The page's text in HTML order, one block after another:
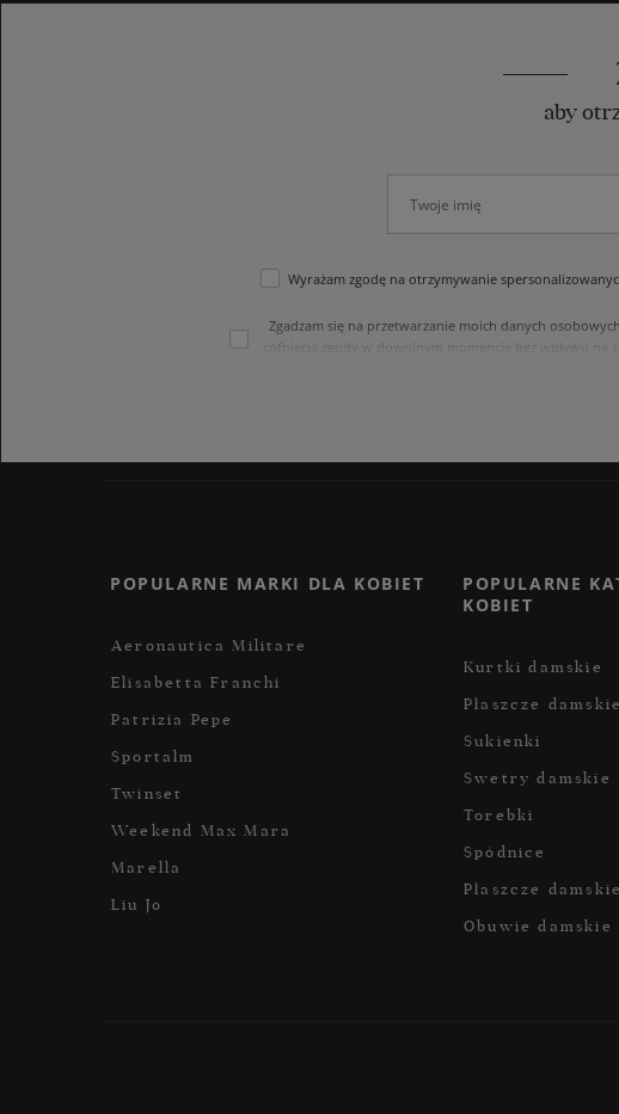
aby
Wyrażam zgodę na otrzymywanie
Zgadzam się na przetwarzanie moich danych
cofnięcia zgody w dowolnym momencie bez wpływu
treści swoich danych i ich sprostowania, usunięcia,
POPULARNE MARKI DLA KOBIET
Aeronautica Militare
Elisabetta Franchi
Patrizia Pepe
Sportalm
Twinset
Weekend Max Mara
Marella
Liu Jo
POPULARNE
KOBIET
Kurtki damskie
Płaszcze damskie
Sukienki
Swetry damskie
Torebki
Spódnice
Płaszcze damskie
Obuwie damskie